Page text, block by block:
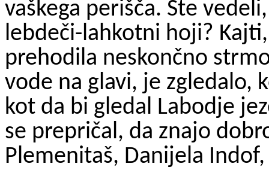
vaškega perišča. Ste
lebdeči-lahkotni hoji?
prehodila neskončno
vode na glavi, je zgledalo,
kot da bi gledal Labodje
se prepričal, da znajo
Plemenitaš, Danijela Indof